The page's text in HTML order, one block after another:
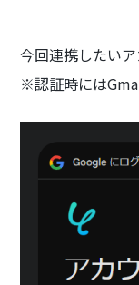
今回連携したい
※認証時には